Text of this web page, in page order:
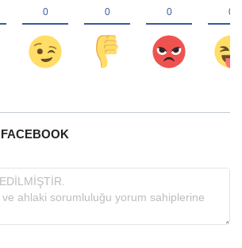
FACEBOOK